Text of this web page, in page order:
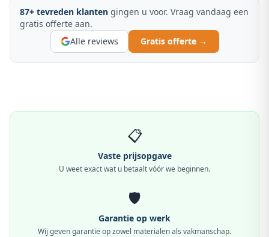
87+ tevreden klanten gingen u voor. Vraag vandaag een
gratis offerte aan.
Alle reviews
Gratis offerte →
📋
Vaste prijsopgave
U weet exact wat u betaalt vóór we beginnen.
🛡️
Garantie op werk
Wij geven garantie op zowel materialen als vakmanschap.